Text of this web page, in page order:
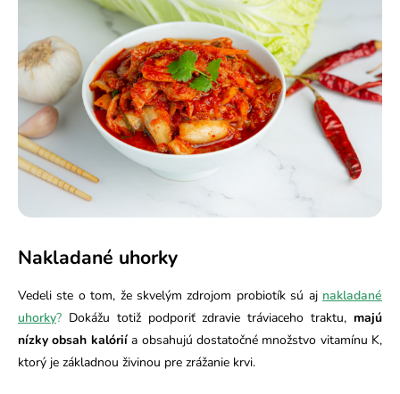
Nakladané uhorky
Vedeli ste o tom, že skvelým zdrojom probiotík sú aj nakladané
uhorky? Dokážu totiž podporiť zdravie tráviaceho traktu, majú
nízky obsah kalóriía obsahujú dostatočné množstvo vitamínu K,
ktorý je základnou živinou pre zrážanie krvi.